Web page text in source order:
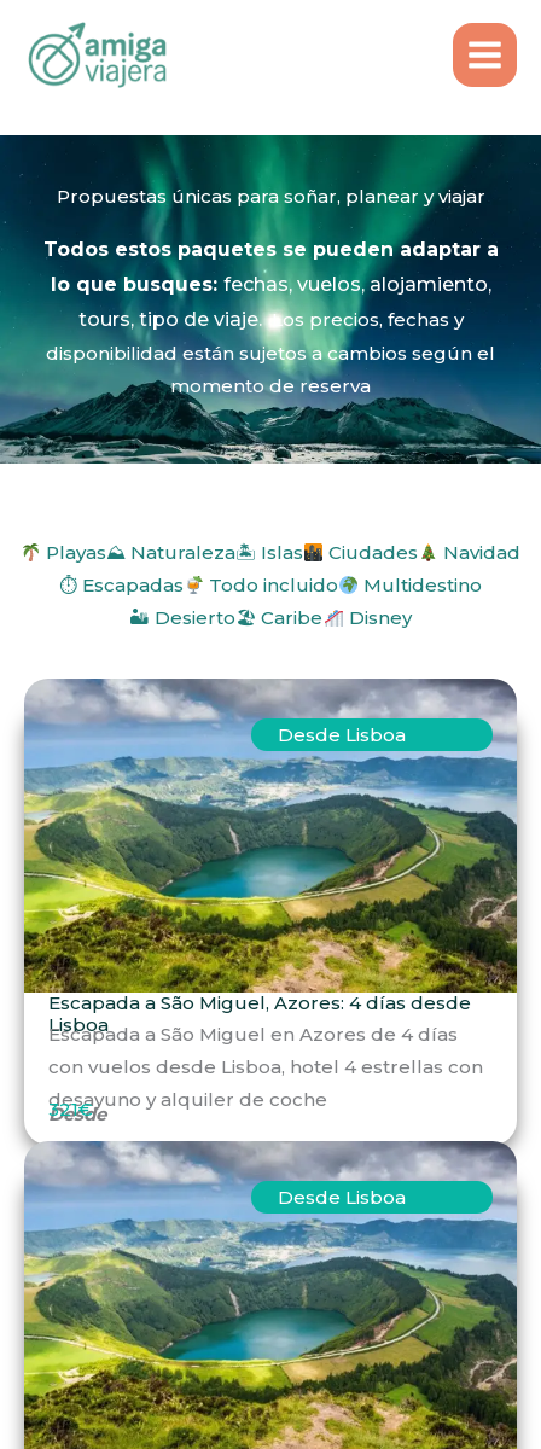
contenido
Propuestas únicas para soñar, planear y viajar​
Todos estos paquetesse pueden adaptar a
lo que busques: fechas, vuelos, alojamiento,
tours, tipo de viaje.Los precios, fechas y
disponibilidad están sujetos a cambios según el
momento de reserva
Playas⛰ Naturaleza🏝 Islas Ciudades
Navidad
⏱ Escapadas
Todo incluido
Multidestino
🏜 Desierto🏖 Caribe Disney
Desde Lisboa
Escapada a São Miguel, Azores: 4 días desde
Lisboa
Escapada a São Miguel en Azores de 4 días
con vuelos desde Lisboa, hotel 4 estrellas con
desayuno y alquiler de coche
Desde
321€
Desde Lisboa